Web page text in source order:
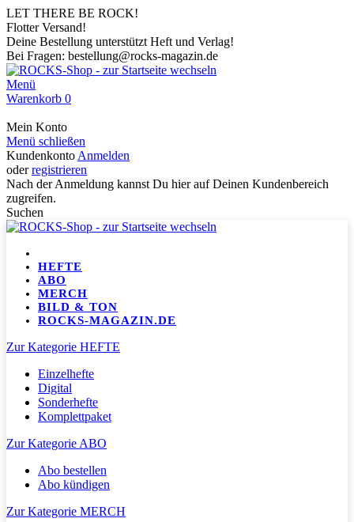
LET THERE BE ROCK!
Flotter Versand!
Deine Bestellung unterstützt Heft und Verlag!
Bei Fragen: bestellung@rocks-magazin.de
Menü
Warenkorb 0
Mein Konto
Menü schließen
Kundenkonto Anmelden
oderregistrieren
Nach der Anmeldung kannst Du hier auf Deinen Kundenbereich
zugreifen.
Suchen
HEFTE
ABO
MERCH
BILD & TON
ROCKS-MAGAZIN.DE
Zur Kategorie HEFTE
Einzelhefte
Digital
Sonderhefte
Komplettpaket
Zur Kategorie ABO
Abo bestellen
Abo kündigen
Zur Kategorie MERCH